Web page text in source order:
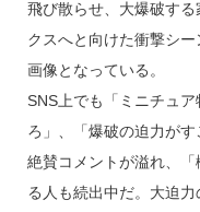
飛び散らせ、大爆破す
クスへと向けた衝撃シ
画像となっている。
SNS上でも「ミニチュ
ろ」、「爆破の迫力が
絶賛コメントが溢れ、
る人も続出中だ。大迫